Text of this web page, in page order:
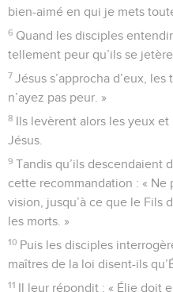
bien-aimé en qui je mets
6 Quand les disciples
tellement peur qu’ils se
7 Jésus s’approcha d’eux,
n’ayez pas peur. »
8 Ils levèrent alors les yeux
Jésus.
9 Tandis qu’ils descendaient
cette recommandation : «
vision, jusqu’à ce que le Fils
les morts. »
10 Puis les disciples
maîtres de la loi disent-ils
11 Il leur répondit : « Élie doit